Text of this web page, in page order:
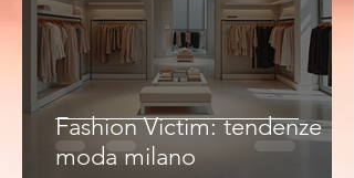
Fashion Victim: tendenze
moda milano